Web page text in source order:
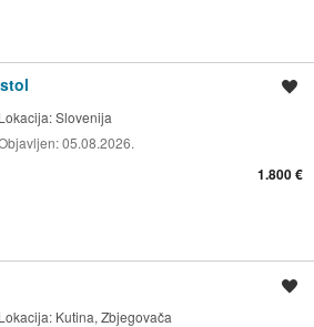
Lokacija:Slovenija
05.08.2026.
1.800 €
Lokacija: Kutina, Zbjegovača